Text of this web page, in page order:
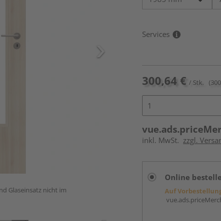
Glaseinsatz nicht im
Services
300,64 € / Stk.
inkl. MwSt. zzgl.
Online
Auf